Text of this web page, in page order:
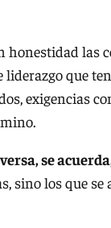
las
que
exigencias
se
sino los que se